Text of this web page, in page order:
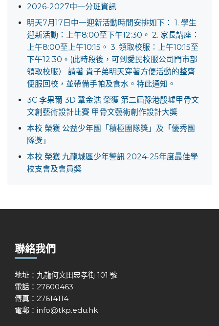
2026-2027中一分班資訊
明天7月17日中一迎新活動時間安排如下： 1. 學生
迎新活動：上午8:00至下午12:30。 2. 家長講座：
上午8:00至上午10:15。 3. 領取校服：上午10:15至
下午12:30。(此時段後，可到愛民校服公司門市部
領取校服） 請著 貴子弟明天穿著方便活動的整齊
便服回校，並帶備手帕及食水。特此通知。
3C 李果爾 3D 鞏金浩 榮獲 第二屆豫港殷墟甲骨文
文創藝術設計比賽 甲骨文藝術創作設計大獎
本校 榮獲 公益少年團「積極團隊獎」及「優秀團
隊獎」
本校 榮獲 九龍城區少年警訊 2024-25年度最佳學
校支會及會員獎
聯絡我們
地址：九龍何文田忠孝街 101 號
電話：27600463
傳真：27614114
電郵： info@tkp.edu.hk